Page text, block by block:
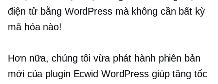
điện tử bằng WordPress mà không cần bất kỳ
mã hóa nào!
Hơn nữa, chúng tôi vừa phát hành phiên bản
mới của plugin Ecwid WordPress giúp tăng tốc